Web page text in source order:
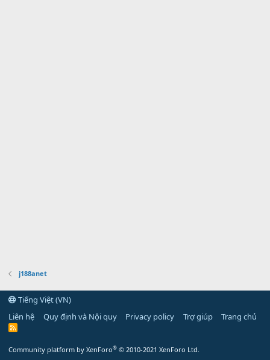
j188anet
Tiếng Việt (VN)
Liên hệ
Quy định và Nội quy Privacy policy Trợ giúp Trang chủ
R
Community platform by XenForo® © 2010-2021 XenForo Ltd.